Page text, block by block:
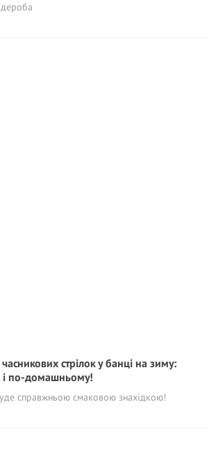
часникових стрілок у банці на зиму:
і по-домашньому!
справжньою смаковою знахідкою!